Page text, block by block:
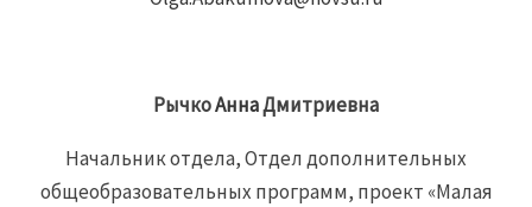
РычкоАннаДмитриевна
Начальник отдела, Отдел дополнительных
общеобразовательных программ, проект «Малая